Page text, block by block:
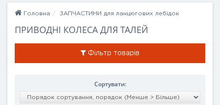
Головна ЗАПЧАСТИНИ для ланцюгових лебідок
ПРИВОДНІ КОЛЕСА ДЛЯ ТАЛЕЙ
Фільтр товарів
Сортувати: